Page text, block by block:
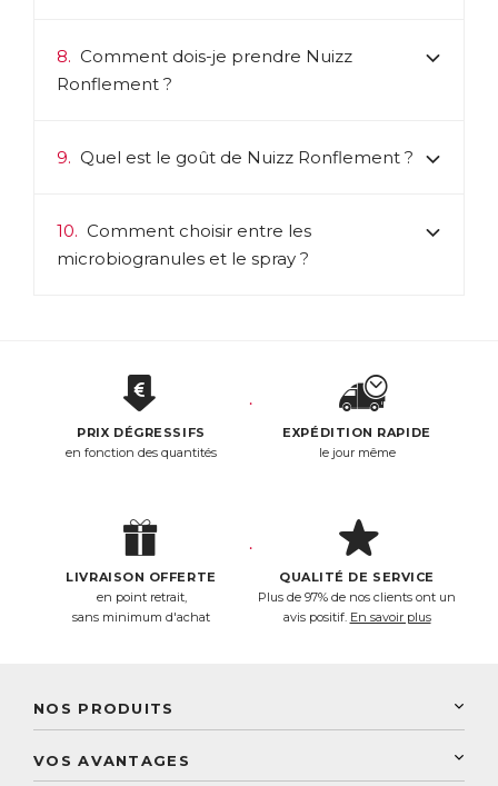
8. Comment dois-je prendre Nuizz
Ronflement ?
9. Quel est le goût de Nuizz Ronflement ?
10. Comment choisir entre les
microbiogranules et le spray ?
PRIX DÉGRESSIFS
en fonction des quantités
EXPÉDITION RAPIDE
le jour même
LIVRAISON OFFERTE
en point retrait,
sans minimum d'achat
QUALITÉ DE SERVICE
Plus de 97% de nos clients ont un
avis positif. En savoir plus
NOS PRODUITS
VOS AVANTAGES